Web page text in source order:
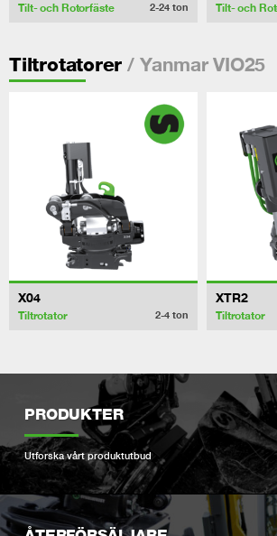
Tilt- och Rotorfäste 2-24 ton Tilt- och
Tiltrotatorer / Yanmar VIO25
X04
Tiltrotator 2-4 ton
XTR2
Tiltrotator
PRODUKTER
Utforska vårt produktutbud